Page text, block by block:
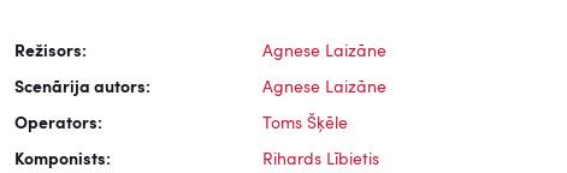
Režisors: Agnese Laizāne
Scenārija autors: Agnese Laizāne
Operators: Toms Šķēle
Komponists: Rihards Lībietis